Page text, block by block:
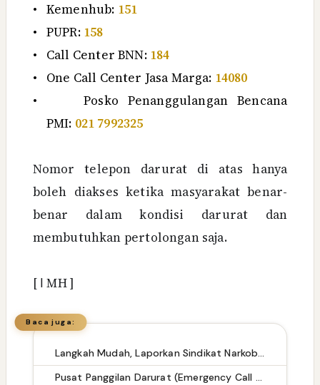
• Kemenhub: 151
• PUPR: 158
•
Call Center BNN: 184
•
One Call Center Jasa Marga: 14080
•
Posko Penanggulangan Bencana
PMI: 021 7992325
Nomor telepon darurat di atas hanya
boleh diakses ketika masyarakat benar-
benar dalam kondisi darurat dan
membutuhkan pertolongan saja.
[ ا MH ]
Baca juga:
Langkah Mudah, Laporkan Sindikat Narkoba dengan Aman: Call Center hingga Formulir Online
Pusat Panggilan Darurat (Emergency Call Center) di Kabupaten Tegal